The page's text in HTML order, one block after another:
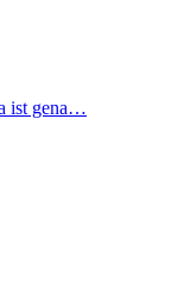
ist gena…